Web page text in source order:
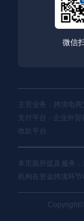
微信
主营业务：跨境电
支付平台 · 企业外贸
收款平台
本页面所提及服务
机构在资金跨境环